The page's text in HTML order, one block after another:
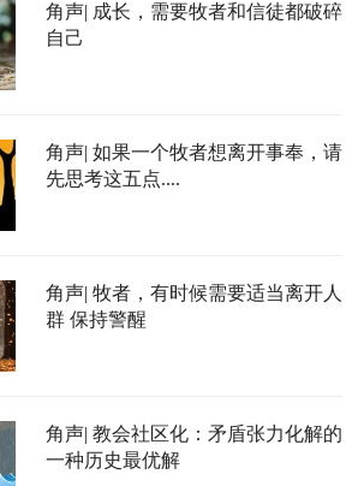
角声| 成长，需要牧者和信徒都破碎
自己
角声| 如果一个牧者想离开事奉，请
先思考这五点....
角声| 牧者，有时候需要适当离开人
群 保持警醒
角声| 教会社区化：矛盾张力化解的
一种历史最优解